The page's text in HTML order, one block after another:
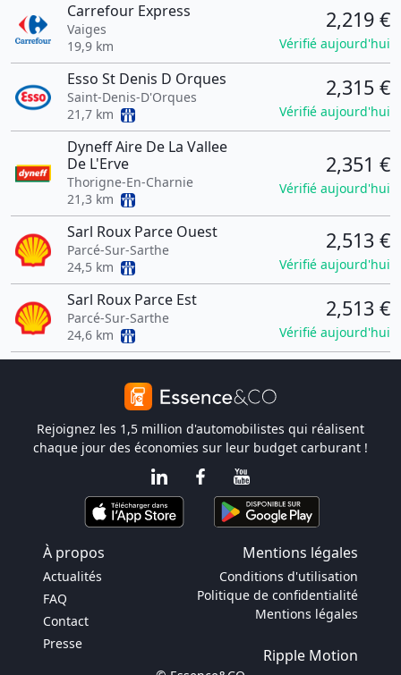
Carrefour Express
Vaiges
19,9 km
2,219 €
Vérifié aujourd'hui
Esso St Denis D Orques
Saint-Denis-D'Orques
21,7 km
2,315 €
Vérifié aujourd'hui
Dyneff Aire De La Vallee
De L'Erve
Thorigne-En-Charnie
21,3 km
2,351 €
Vérifié aujourd'hui
Sarl Roux Parce Ouest
Parcé-Sur-Sarthe
24,5 km
2,513 €
Vérifié aujourd'hui
Sarl Roux Parce Est
Parcé-Sur-Sarthe
24,6 km
2,513 €
Vérifié aujourd'hui
Rejoignez les 1,5 million d'automobilistes qui réalisent
chaque jour des économies sur leur budget carburant !
À propos Mentions légales
Actualités
FAQ
Contact
Presse
Conditions d'utilisation
Politique de confidentialité
Mentions légales
Ripple Motion